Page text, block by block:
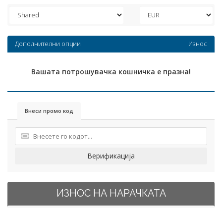
Дополнителни опции Износ
Вашата потрошувачка кошничка е празна!
Внеси промо код
Верификација
ИЗНОС НА НАРАЧКАТА